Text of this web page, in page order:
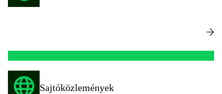
Sajtóközlemények